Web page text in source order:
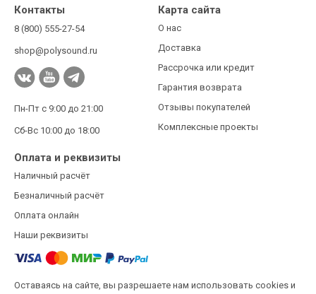
Контакты
8 (800) 555-27-54
shop@polysound.ru
Пн-Пт с 9:00 до 21:00
Сб-Вс 10:00 до 18:00
Карта сайта
О нас
Доставка
Рассрочка или кредит
Гарантия возврата
Отзывы покупателей
Комплексные проекты
Оплата и реквизиты
Наличный расчёт
Безналичный расчёт
Оплата онлайн
Наши реквизиты
Оставаясь на сайте, вы разрешаете нам использовать cookies и